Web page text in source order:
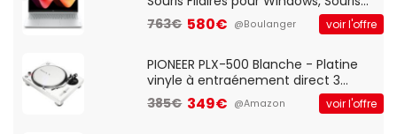
Optique Filaire, Connexion USB Plug
And Play, Confortable, Taille
QWERTY UK - Noir
763€ 580€ @Boulanger voir l'offre
PIONEER PLX-500 Blanche - Platine
vinyle à entraénement direct 3
vitesses (33-45-78 trs/min) avec
pre-ampli intégré et port USB
385€ 349€ @Amazon voir l'offre